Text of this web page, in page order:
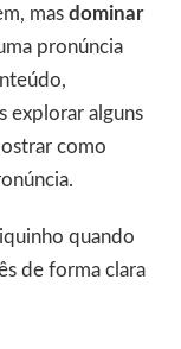
masdominar
pronúncia
explorar alguns
como
quando
de forma clara